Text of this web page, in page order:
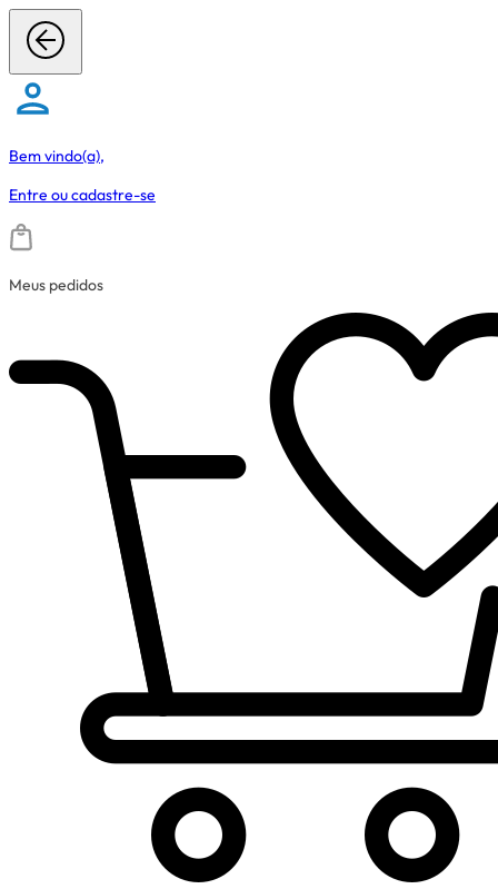
Bem vindo(a),
Entre oucadastre-se
Meus pedidos